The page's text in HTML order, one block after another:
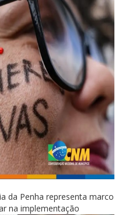
da Penha representa marco
na implementação